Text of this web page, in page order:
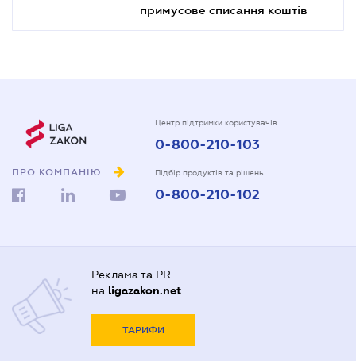
примусове списання коштів
ПРО КОМПАНІЮ
Центр підтримки користувачів
0-800-210-103
Підбір продуктів та рішень
0-800-210-102
Реклама та PR
на ligazakon.net
ТАРИФИ